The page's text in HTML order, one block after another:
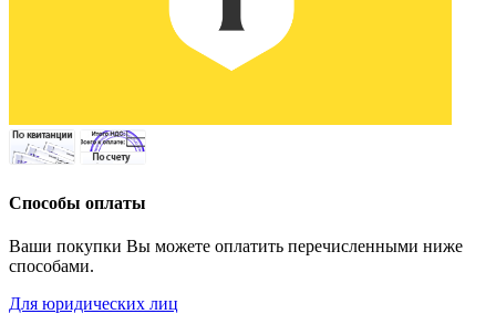
Способы оплаты
Ваши покупки Вы можете оплатить перечисленными ниже
способами.
Для юридических лиц